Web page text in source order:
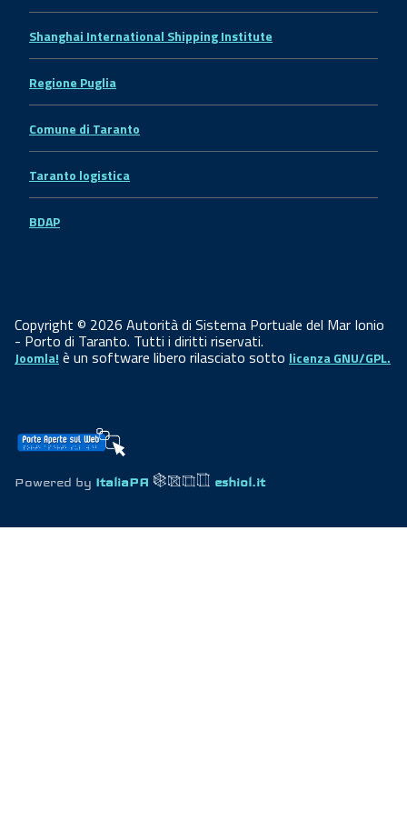
Shanghai International Shipping Institute
Regione Puglia
Comune di Taranto
Taranto logistica
BDAP
Copyright © 2026 Autorità di Sistema Portuale del Mar Ionio
- Porto di Taranto. Tutti i diritti riservati.
Joomla! è un software libero rilasciato sotto licenza GNU/GPL.
Powered by ItaliaPA eshiol.it